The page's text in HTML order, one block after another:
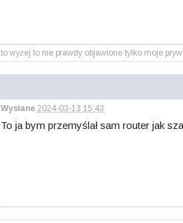
to wyżej to nie prawdy objawione tylko moje
Wysłane 2024-03-13 15:43
To ja bym przemyślał sam router jak